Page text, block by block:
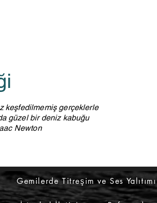
keşfedilmemiş gerçeklerle
güzel bir deniz kabuğu
Newton
Gemilerde Titreşim ve Ses Yalıtımı